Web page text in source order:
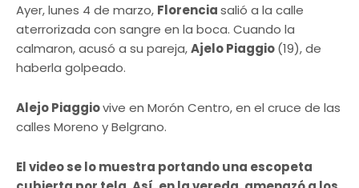
Ayer, lunes 4 de marzo, Florenciasalió a la calle
aterrorizada con sangre en la boca. Cuando la
calmaron, acusó a su pareja,Ajelo Piaggio(19), de
haberla golpeado.
Alejo Piaggiovive en Morón Centro, en el cruce de las
calles Moreno y Belgrano.
El video se lo muestra portando una escopeta